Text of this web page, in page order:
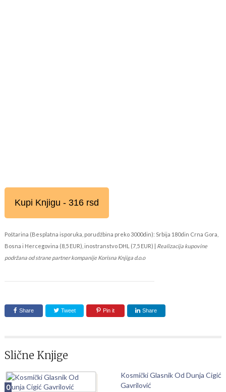
Kupi Knjigu - 316 rsd
Poštarina (Besplatna isporuka, porudžbina preko 3000din): Srbija 180din Crna Gora,
Bosna i Hercegovina (8,5 EUR), inostranstvo DHL (7,5 EUR) | Realizacija kupovine
podržana od strane partner kompanije Korisna Knjiga d.o.o
Share Tweet Pin it Share
Slične Knjige
0
Kosmički Glasnik Od Dunja Cigić
Gavrilović